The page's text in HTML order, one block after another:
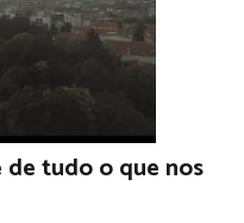
tudo o que nos